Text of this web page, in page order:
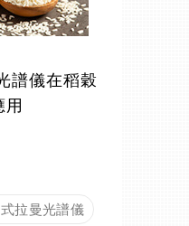
譜儀在稻穀
拉曼光譜儀